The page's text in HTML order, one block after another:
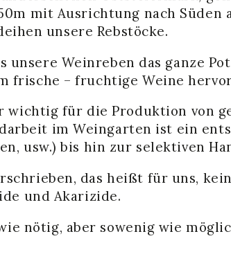
mit Ausrichtung nach Süden
unsere Rebstöcke.
Weinreben das ganze
frische – fruchtige Weine
wichtig für die Produktion von
im Weingarten ist ein
usw.) bis hin zur selektiven
das heißt für uns,
und Akarizide.
nötig, aber sowenig wie